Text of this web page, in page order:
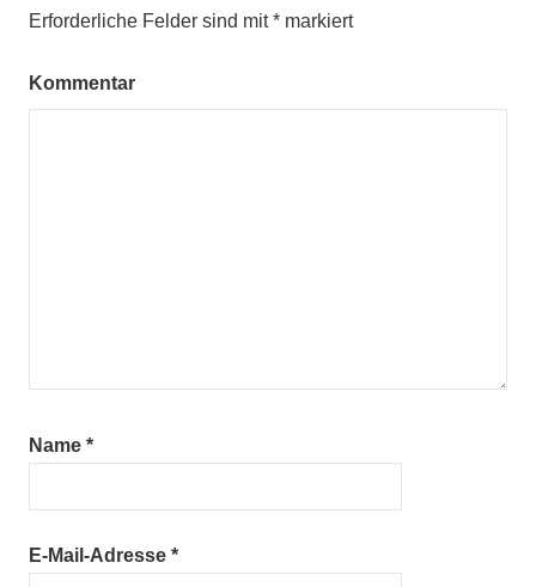
Erforderliche Felder sind mit* markiert
Kommentar
Name *
E-Mail-Adresse *